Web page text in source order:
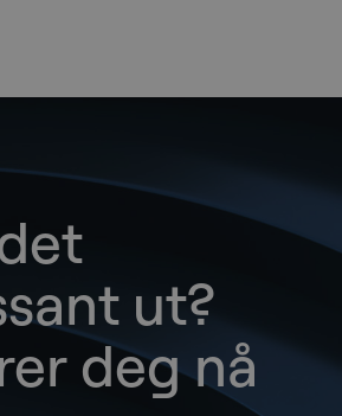
restauranten
Premieutdeling
Sosial avslutningut?
deg nå